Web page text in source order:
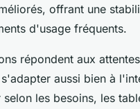
offrant une
d'usage fréquents.
répondent aux
aussi bien à
les besoins, les